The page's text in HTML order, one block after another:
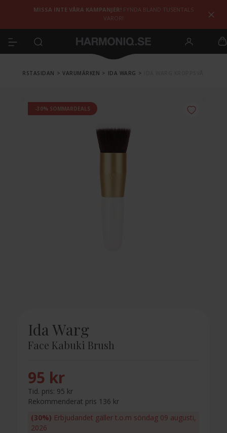
MISSA INTE VÅRA KAMPANJER! FYNDA BLAND TUSENTALS
VAROR!
FÖRSTASIDAN > VARUMÄRKEN > IDA WARG >
-30% SOMMARDEALS
Ida Warg
Face Kabuki Brush
95 kr
Tid. pris: 95 kr
Rekommenderat pris 136 kr
(30%) Erbjudandet gäller t.o.m söndag 09 augusti,
2026